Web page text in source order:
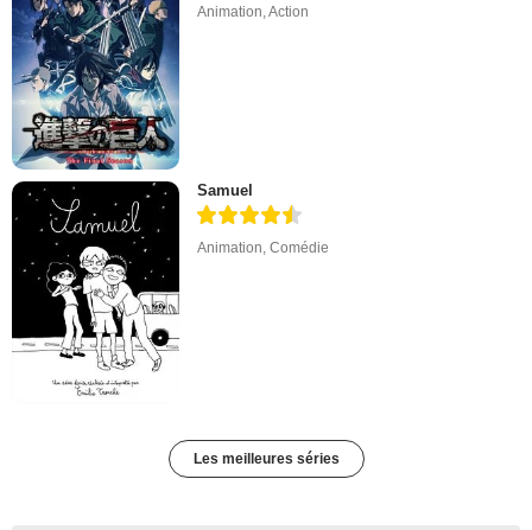
Animation,Action
Samuel
Animation ,Comédie
Les meilleures séries